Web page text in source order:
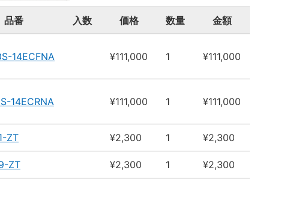
品番 入数 価格 数量 金額
14ECFNA ¥111,000 1 ¥111,000
14ECRNA ¥111,000 1 ¥111,000
ZT ¥2,300 1 ¥2,300
ZT ¥2,300 1 ¥2,300